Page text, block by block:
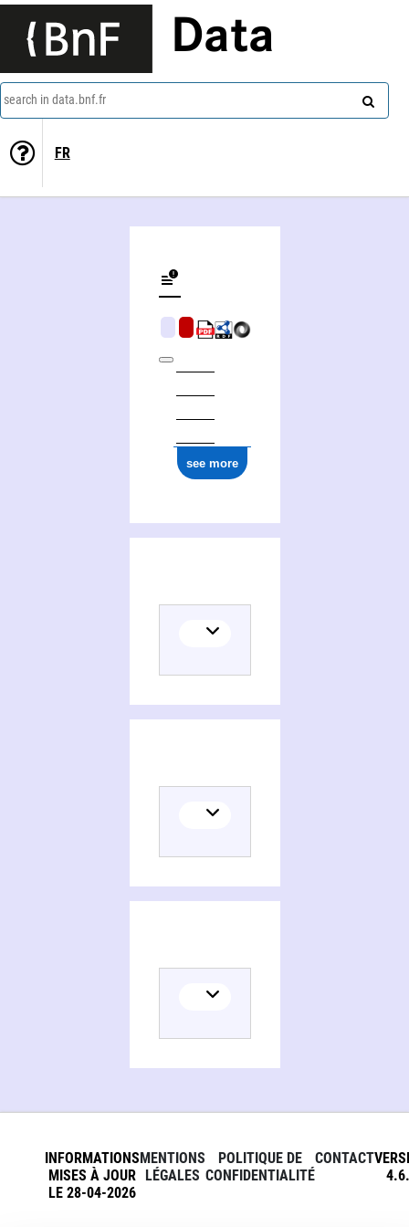
Data
search in data.bnf.fr
FR
see more
INFORMATIONS
MISES À JOUR
LE 28-04-2026
MENTIONS
LÉGALES
POLITIQUE DE
CONFIDENTIALITÉ
CONTACT